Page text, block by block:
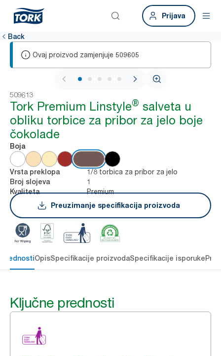
Prijava
Back
Ovaj proizvod zamjenjuje 509605
1 / 6
509613
Tork Premium Linstyle® salveta u
obliku torbice za pribor za jelo boje
čokolade
Boja
Vrsta preklopa 1/8 torbica za pribor za jelo
Broj slojeva 1
Kvaliteta
Premium
Preuzimanje specifikacija proizvoda
prednostiOpisSpecifikacije proizvodaSpecifikacije isporuke
Ključne prednosti